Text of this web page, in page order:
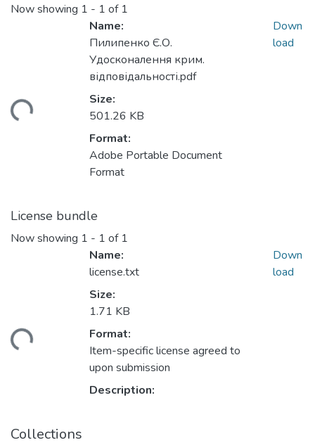
Now showing 1 - 1 of 1
Name:
Пилипенко Є.О.
Удосконалення крим.
відповідальності.pdf
Size:
501.26 KB
Format:
Adobe Portable Document
Format
Down
load
License bundle
Now showing 1 - 1 of 1
Name:
license.txt
Size:
1.71 KB
Format:
Item-specific license agreed to
upon submission
Description:
Down
load
Collections